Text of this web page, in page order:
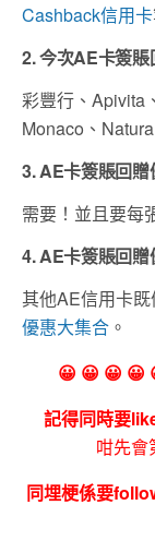
Cashback信用卡
2. 今次AE卡簽
彩豐行、Apivita
Monaco、
3. AE卡簽賬回
需要！並且要每
4. AE卡簽賬回
其他AE信用卡
優惠大集合 。
😀 😀 😀 😀
記得同時要
咁先會
同埋梗係要